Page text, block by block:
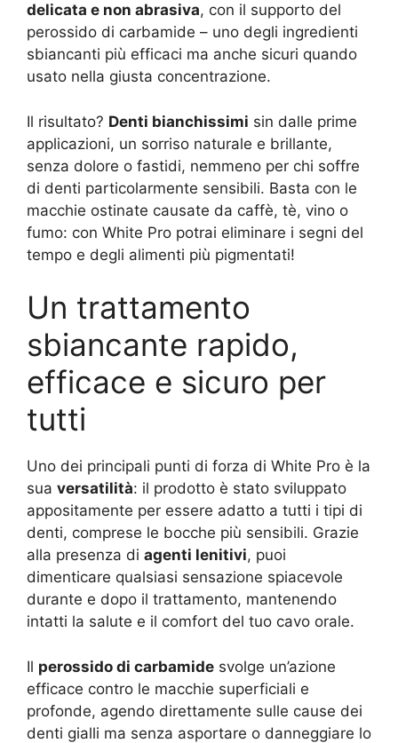
delicata e non abrasiva, con il supporto del
perossido di carbamide – uno degli ingredienti
sbiancanti più efficaci ma anche sicuri quando
usato nella giusta concentrazione.
Il risultato? Denti bianchissimi sin dalle prime
applicazioni, un sorriso naturale e brillante,
senza dolore o fastidi, nemmeno per chi soffre
di denti particolarmente sensibili. Basta con le
macchie ostinate causate da caffè, tè, vino o
fumo: con White Pro potrai eliminare i segni del
tempo e degli alimenti più pigmentati!
Un trattamento
sbiancante rapido,
efficace e sicuro per
tutti
Uno dei principali punti di forza di White Pro è la
sua versatilità: il prodotto è stato sviluppato
appositamente per essere adatto a tutti i tipi di
denti, comprese le bocche più sensibili. Grazie
alla presenza di agenti lenitivi, puoi
dimenticare qualsiasi sensazione spiacevole
durante e dopo il trattamento, mantenendo
intatti la salute e il comfort del tuo cavo orale.
Il perossido di carbamide svolge un’azione
efficace contro le macchie superficiali e
profonde, agendo direttamente sulle cause dei
denti gialli ma senza asportare o danneggiare lo